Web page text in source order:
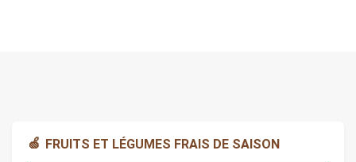
🍏 FRUITS ET LÉGUMES FRAIS DE SAISON